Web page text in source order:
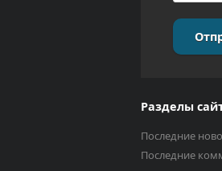
Разделы
Последние
Последние